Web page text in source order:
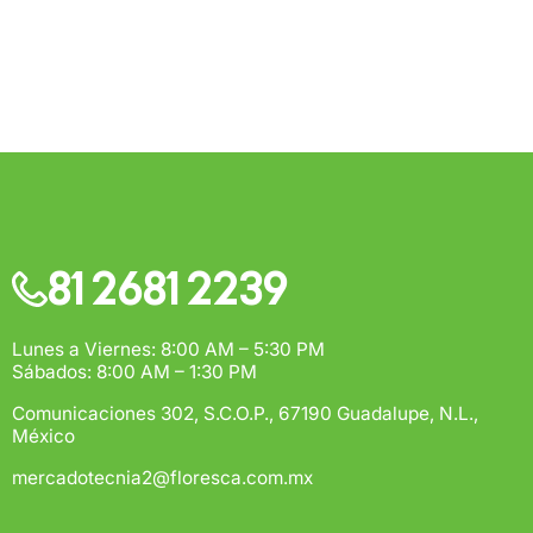
81 2681 2239
Lunes a Viernes: 8:00 AM – 5:30 PM
Sábados: 8:00 AM – 1:30 PM
Comunicaciones 302, S.C.O.P., 67190 Guadalupe, N.L.,
México
mercadotecnia2@floresca.com.mx